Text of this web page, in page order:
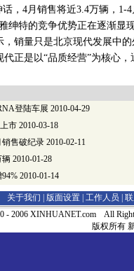
，4月销售将近3.4万辆，1-
绅特的竞争优势正在逐渐显
量只是北京现代发展中的
正是以“品质经营”为核心
登陆车展 2010-04-29
市 2010-03-18
售破纪录 2010-02-11
辆 2010-01-28
2010-01-14
关于我们 | 版面设置 工作人员
- 2006 XINHUANET.com All
版权所有